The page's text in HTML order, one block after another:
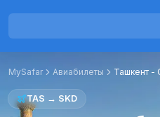
MySafar Авиабилеты Ташкент -
TAS → SKD